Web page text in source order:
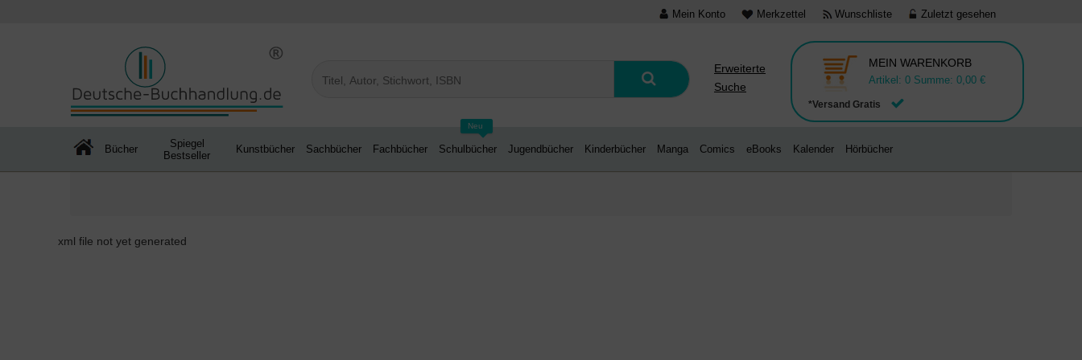
Mein Konto Merkzettel Wunschliste Zuletzt gesehen
Erweiterte
Suche
*Versand Gratis
MEIN WARENKORB
Artikel: 0 Summe: 0,00 €
Bücher
Spiegel
Bestseller
Kunstbücher Sachbücher Fachbücher
Neu
Schulbücher Jugendbücher Kinderbücher Manga Comics eBooks Kalender Hörbücher
xml file not yet generated